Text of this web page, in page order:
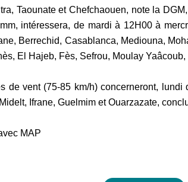
Taounate et Chefchaouen, note la
intéressera, de mardi à 12H00 à
Berrechid, Casablanca, Mediouna,
El Hajeb, Fès, Sefrou, Moulay
de vent (75-85 km/h) concerneront,
Ifrane, Guelmim et Ouarzazate,
MAP